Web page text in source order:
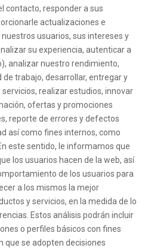
contacto, responder a sus
actualizaciones e
usuarios, sus intereses y
su experiencia, autenticar a
analizar nuestro rendimiento,
trabajo, desarrollar, entregar y
realizar estudios, innovar
ofertas y promociones
reporte de errores y defectos
así como fines internos, como
este sentido, le informamos que
los usuarios hacen de la web, así
de los usuarios para
a los mismos la mejor
y servicios, en la medida de lo
Estos análisis podrán incluir
o perfiles básicos con fines
que se adopten decisiones